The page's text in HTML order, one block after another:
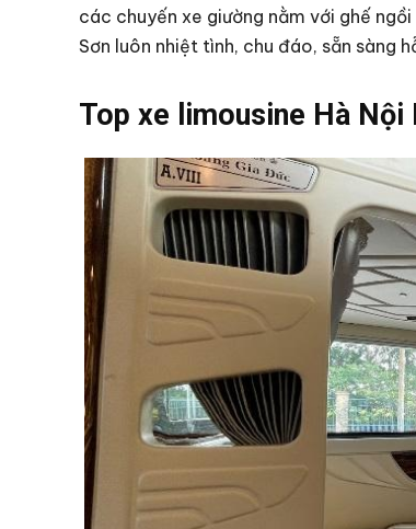
các chuyến xe giường nằm với ghế
Sơn luôn nhiệt tình, chu đáo, sẵn sàng
Top xe limousine Hà Nội